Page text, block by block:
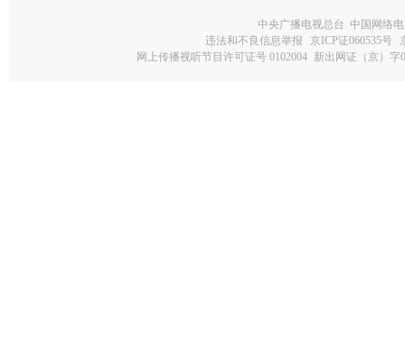
中央广播电视总台 中国网络
违法和不良信息举报
京ICP证060535号
网上传播视听节目许可证号 0102004 新出网证（京）